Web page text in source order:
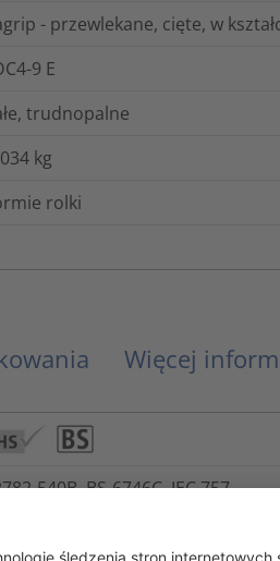
- przewlekane, cięte, w
9 E
trudnopalne
kg
rolki
Więcej
540B, BS-6746C, IEC 757
V0 (3 mm)